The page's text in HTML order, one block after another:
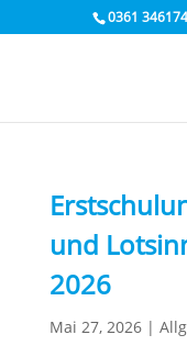
0361
und
2026
Mai 27, 2026|